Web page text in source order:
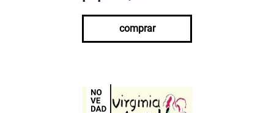
comprar